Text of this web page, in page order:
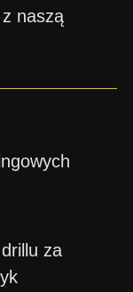
naszą
za